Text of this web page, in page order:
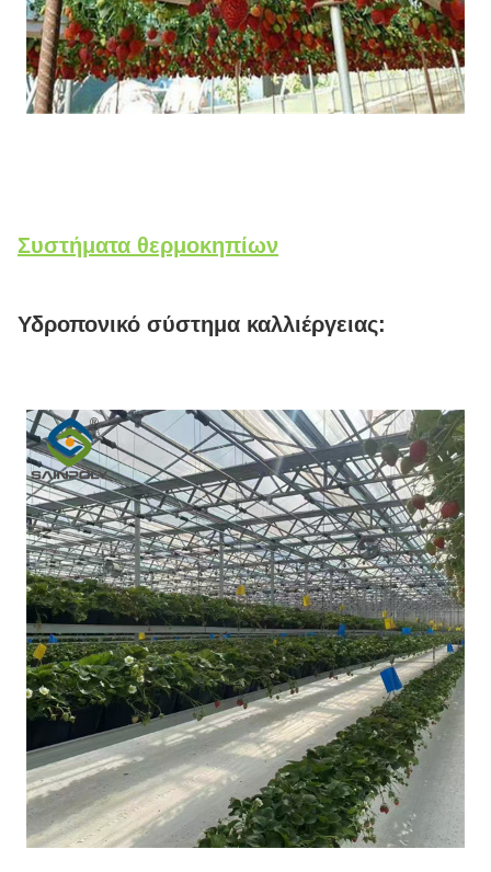
Συστήματα θερμοκηπίων
Υδροπονικό σύστημα καλλιέργειας: